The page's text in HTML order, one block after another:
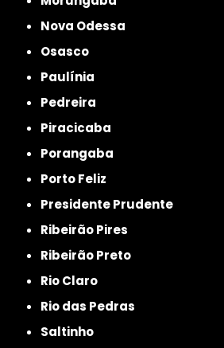
Nova Odessa
Osasco
Paulínia
Pedreira
Piracicaba
Porangaba
Porto Feliz
Presidente Prudente
Ribeirão Pires
Ribeirão Preto
Rio Claro
Rio das Pedras
Saltinho